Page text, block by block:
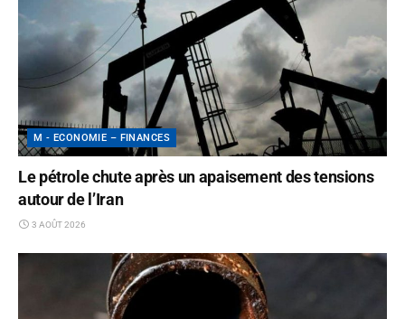
M - ECONOMIE – FINANCES
Le pétrole chute après un apaisement des tensions
autour de l’Iran
3 AOÛT 2026